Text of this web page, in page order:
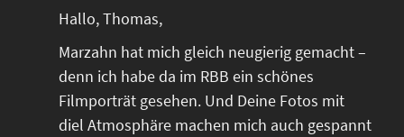
Hallo, Thomas,
Marzahn hat mich gleich neugierig gemacht –
denn ich habe da im RBB ein schönes
Filmporträt gesehen. Und Deine Fotos mit
diel Atmosphäre machen mich auch gespannt